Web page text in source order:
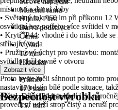
Materiál rámu
Hliník, Plast
Barva podstavce
Černá
Výška
12 mm
Hloubka
12 mm
Průměr
170 mm
montážní průměr
157 mm
místnosti a denní doby
• Světelný tok 960 lm při příkonu 12
osvětlení bez potřeby více svítidel v
• Krytí IP44: vhodné i do míst, kde
stříkající voda
• Pružinový úchyt pro vestavbu:
svítidlo drží pevně v otvoru
Proto byste měli sáhnout po tomto
nastavíte odstín bílé podle situace,
světel. Díky IP44 se hodí i do
provedení udrží strop čistý a neruší
Zobrazit více
Bezpečnost výrobků